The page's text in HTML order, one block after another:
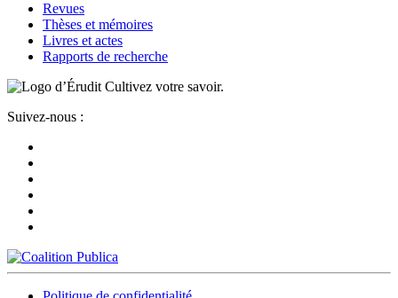
Revues
Thèses et mémoires
Livres et actes
Rapports de recherche
Cultivez votre savoir.
Suivez-nous :